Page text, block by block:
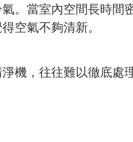
。當室內空間長時
空氣不夠清新。
機，往往難以徹底處